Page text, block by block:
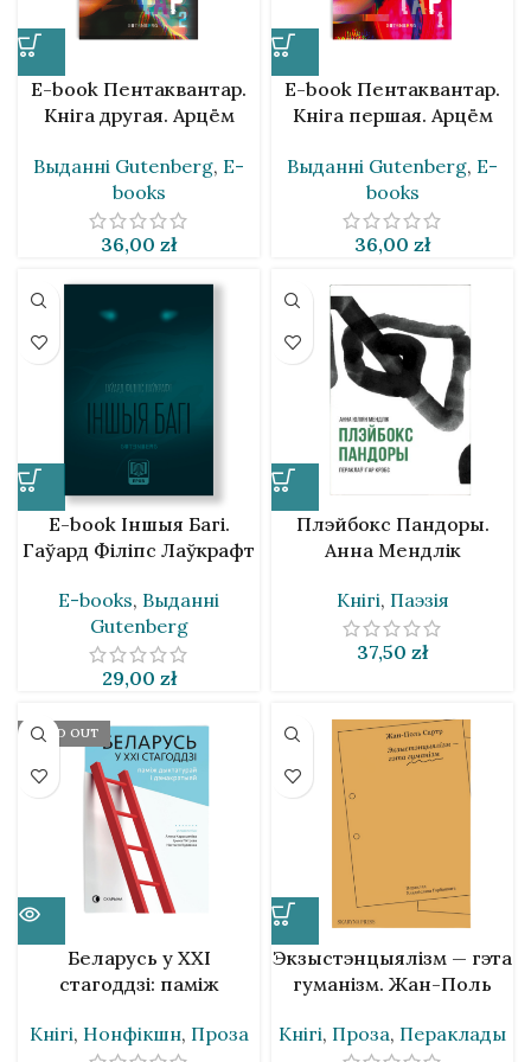
E-book Пентаквантар.
Кніга другая. Арцём
Выданнi Gutenberg, E-
books
36,00 zł
E-book Пентаквантар.
Кніга першая. Арцём
Выданнi Gutenberg, E-
books
36,00 zł
E-book Іншыя Багі.
Гаўард Філіпс Лаўкрафт
E-books, Выданнi
Gutenberg
29,00 zł
Плэйбокс Пандоры.
Анна Мендлік
Кнігі, Паэзія
37,50 zł
SOLD OUT
Беларусь у ХХІ
стагоддзі: паміж
дэмакратыяй
Кнігі, Нонфікшн, Проза
Экзыстэнцыялізм — гэта
гуманізм. Жан-Поль
Кнігі, Проза, Пераклады